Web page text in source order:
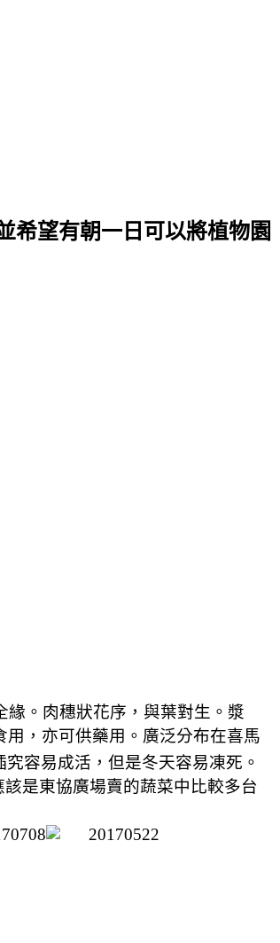
希望有朝一日可以將植物園
。肉穗狀花序，與葉對生。漿
，亦可供藥用。廣泛分布在喜馬
容易成活，但是冬天容易凍死。
是東協廣場賣的蔬菜中比較多台